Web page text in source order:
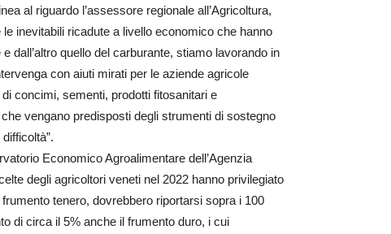
al riguardo l’assessore regionale all’Agricoltura,
inevitabili ricadute a livello economico che hanno
dall’altro quello del carburante, stiamo lavorando in
con aiuti mirati per le aziende agricole
concimi, sementi, prodotti fitosanitari e
vengano predisposti degli strumenti di sostegno
Economico Agroalimentare dell’Agenzia
degli agricoltori veneti nel 2022 hanno privilegiato
tenero, dovrebbero riportarsi sopra i 100
di circa il 5% anche il frumento duro, i cui